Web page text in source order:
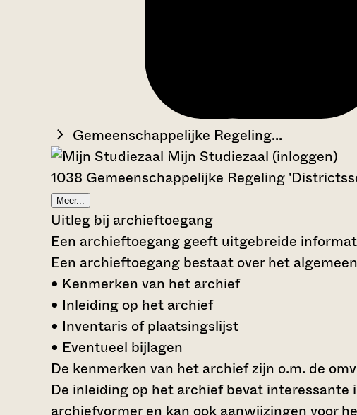
Gemeenschappelijke Regeling...
Mijn Studiezaal (inloggen)
1038 Gemeenschappelijke Regeling
Meer...
Uitleg bij archieftoegang
Een archieftoegang geeft uitgebreide
Een archieftoegang bestaat over het
• Kenmerken van het archief
• Inleiding op het archief
• Inventaris of plaatsingslijst
• Eventueel bijlagen
De kenmerken van het archief zijn o.m. de
De inleiding op het archief bevat
archiefvormer en kan ook aanwijzingen voor